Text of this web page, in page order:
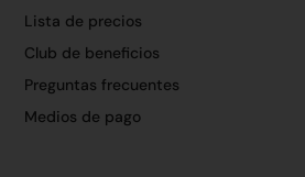
Lista de precios
Club de beneficios
Preguntas frecuentes
Medios de pago